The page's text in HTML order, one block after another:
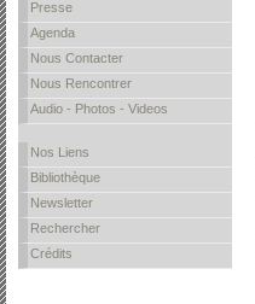
Presse
Agenda
Nous Contacter
Nous Rencontrer
Audio - Photos - Videos
Nos Liens
Bibliothèque
Newsletter
Rechercher
Crédits